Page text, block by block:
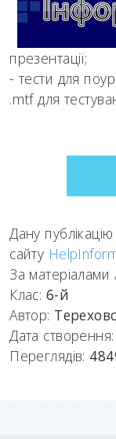
презентації;
- тести для
.mtf для
Дану
сайту
За
Клас: 6-й
Автор:
Дата створення:
Переглядів: